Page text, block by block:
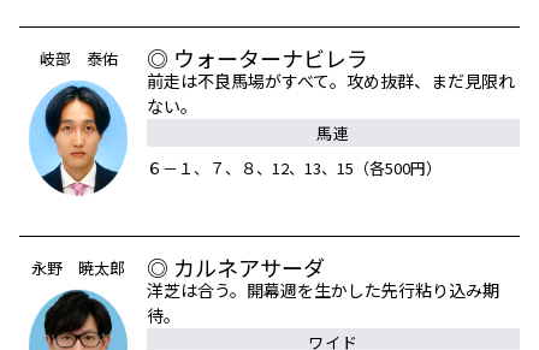
岐部 泰佑 ◎ ウォーターナビレラ
前走は不良馬場がすべて。攻め抜群、まだ見限れ
ない。
馬連
６－１、７、８、12、13、15（各500円）
永野 暁太郎 ◎ カルネアサーダ
洋芝は合う。開幕週を生かした先行粘り込み期
待。
ワイド